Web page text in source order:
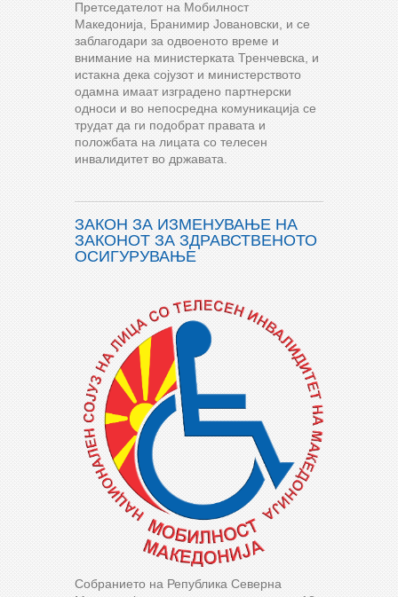
Претседателот на Мобилност
Македонија, Бранимир Јовановски, и се
заблагодари за одвоеното време и
внимание на министерката Тренчевска, и
истакна дека сојузот и министерството
одамна имаат изградено партнерски
односи и во непосредна комуникација се
трудат да ги подобрат правата и
положбата на лицата со телесен
инвалидитет во државата.
ЗАКОН ЗА ИЗМЕНУВАЊЕ НА
ЗАКОНОТ ЗА ЗДРАВСТВЕНОТО
ОСИГУРУВАЊЕ
Собранието на Република Северна